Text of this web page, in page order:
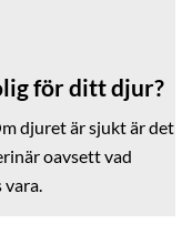
för ditt djur?
djuret är sjukt är det
oavsett vad